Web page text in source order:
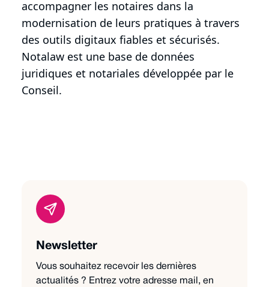
accompagner les notaires dans la
modernisation de leurs pratiques à travers
des outils digitaux fiables et sécurisés.
Notalaw est une base de données
juridiques et notariales développée par le
Conseil.
Newsletter
Vous souhaitez recevoir les dernières
actualités ? Entrez votre adresse mail, en